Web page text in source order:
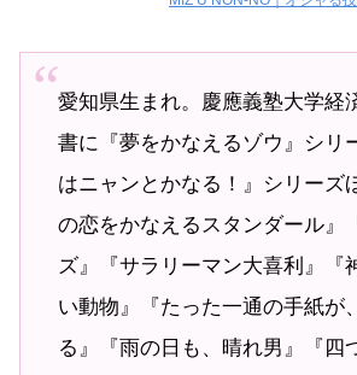
愛知県生まれ。慶應義塾大学経
書に『夢をかなえるゾウ』シリ
はニャンとかなる！』シリーズ
の恋をかなえるスタンダール』
ズ』『サラリーマン大喜利』『
い動物』『たった一通の手紙が
る』『雨の日も、晴れ男』『四